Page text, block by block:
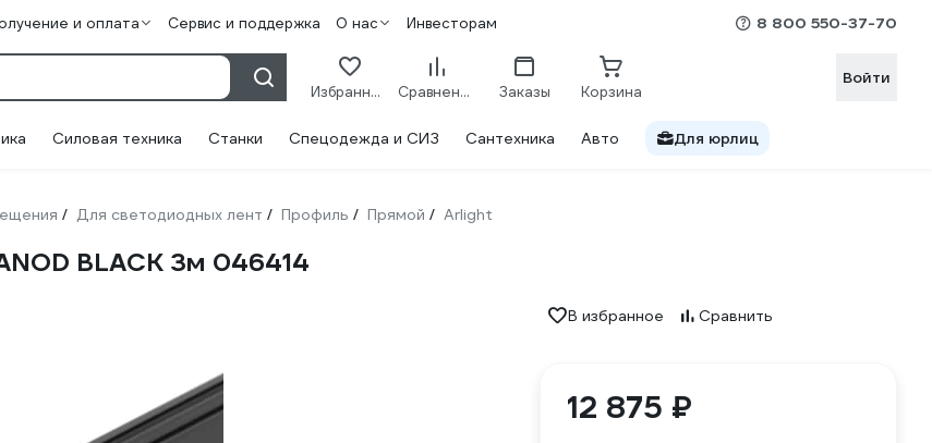
и оплата Сервис и поддержка О нас Инвесторам 8 800 550-37-70
Избранное Сравнение Заказы Корзина
Войти
Силовая техника Станки Спецодежда и СИЗ Сантехника Авто Для юрлиц
/ Для светодиодных лент / Профиль / Прямой / Arlight
BLACK 3м 046414
В избранное Сравнить
12 875 ₽